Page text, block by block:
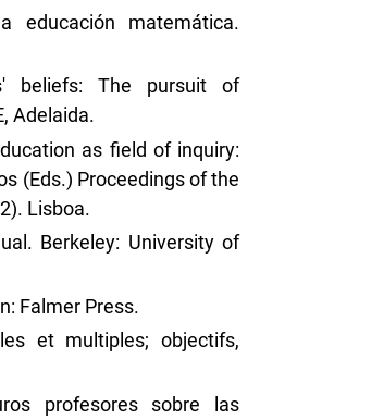
educación matemática.
beliefs: The pursuit of
Adelaida.
as field of inquiry:
(Eds.) Proceedings of the
Lisboa.
Berkeley: University of
Falmer Press.
et multiples; objectifs,
profesores sobre las